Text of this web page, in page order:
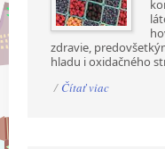
zdravie,
hladu i oxidačného
/ Čítať viac